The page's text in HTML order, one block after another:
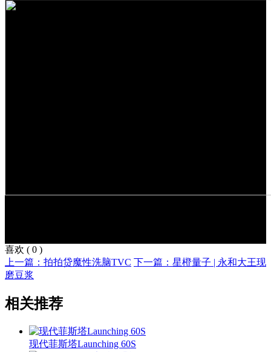
喜欢 ( 0 )
上一篇：拍拍贷魔性洗脑TVC 下一篇：星橙量子 | 永和大王现
磨豆浆
相关推荐
现代菲斯塔Launching 60S